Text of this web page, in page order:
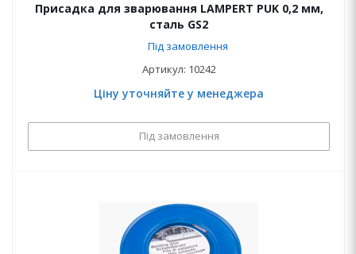
Присадка для зварювання LAMPERT PUK 0,2 мм,
сталь GS2
Під замовлення
Артикул: 10242
Ціну уточняйте у менеджера
Під замовлення